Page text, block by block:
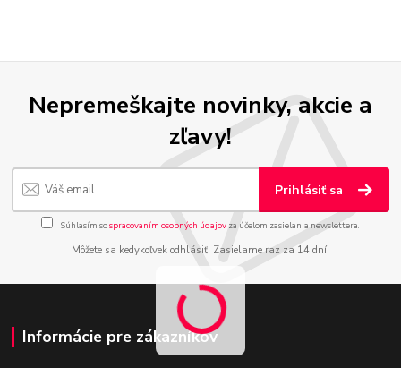
Nepremeškajte novinky, akcie a
zľavy!
Prihlásiť sa
Súhlasím sospracovaním osobných údajov za účelom zasielania newslettera.
Môžete sa kedykoľvek odhlásiť. Zasielame raz za 14 dní.
Informácie pre zákazníkov